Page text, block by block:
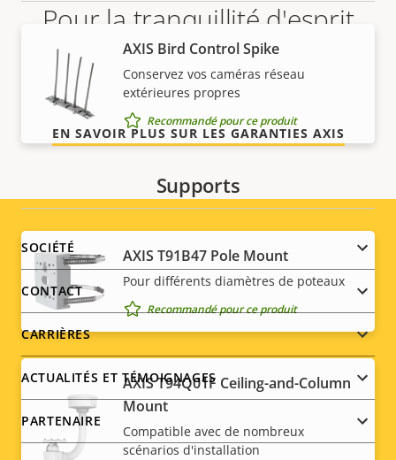
AXIS Bird Control Spike
Conservez vos caméras réseau
extérieures propres
Recommandé pour ce produit
Supports
AXIS T91B47 Pole Mount
Pour différents diamètres de poteaux
Recommandé pour ce produit
AXIS T94Q01F Ceiling-and-Column
Mount
Compatible avec de nombreux
scénarios d'installation
Pour la tranquillité d'esprit
Notre garantie de 3 ans offre la propriété sans
problème et permet de contrôler les coûts.
EN SAVOIR PLUS SUR LES GARANTIES AXIS
Footer
menu
SOCIÉTÉ
CONTACT
CARRIÈRES
ACTUALITÉS ET TÉMOIGNAGES
PARTENAIRE